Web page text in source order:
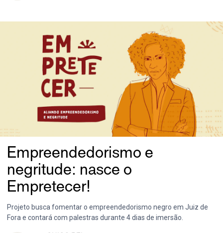
Empreendedorismo e
negritude: nasce o
Empretecer!
Projeto busca fomentar o empreendedorismo negro em Juiz de
Fora e contará com palestras durante 4 dias de imersão.